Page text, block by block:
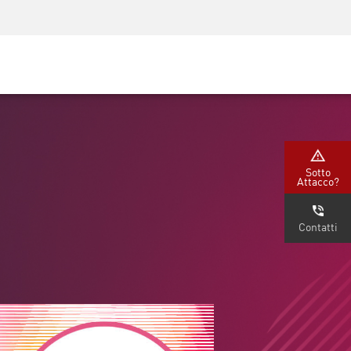
Sotto
Attacco?
Contatti